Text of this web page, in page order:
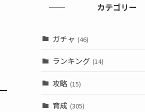
カテゴリー
ガチャ (46)
ランキング (14)
攻略 (15)
育成 (305)